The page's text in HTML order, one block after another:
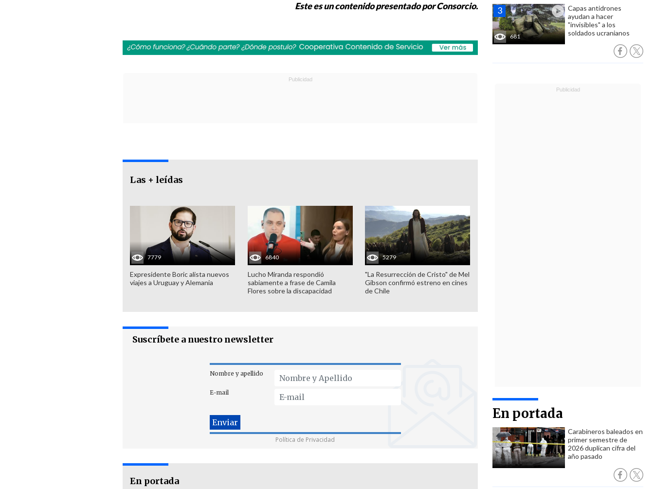
681
Capas antidrones
ayudan a hacer
"invisibles" a los
soldados ucranianos
En portada
Carabineros baleados en
primer semestre de
2026 duplican cifra del
año pasado
Este es un contenido presentado por Consorcio.
Las + leídas
7779
Expresidente Boric alista nuevos
viajes a Uruguay y Alemania
6840
Lucho Miranda respondió
sabiamente a frase de Camila
Flores sobre la discapacidad
5279
"La Resurrección de Cristo" de Mel
Gibson confirmó estreno en cines
de Chile
Suscríbete a nuestro newsletter
Nombre y apellido
E-mail
Política de Privacidad
En portada